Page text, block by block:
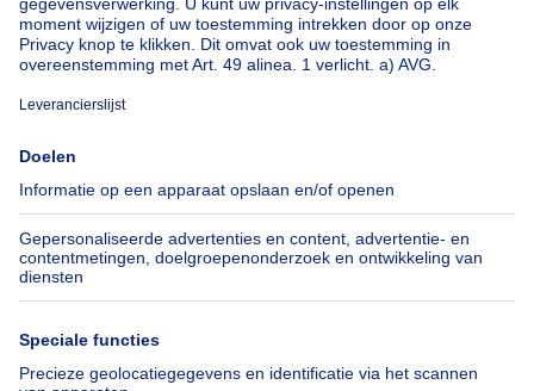
Over
Immoweb
Pers
Jobs
Axel Springer Group
SeLoger.com
Immowelt.de
Tools
Belfius
Verzekeringen
Verhuis checklist
Hulp
Volg ons